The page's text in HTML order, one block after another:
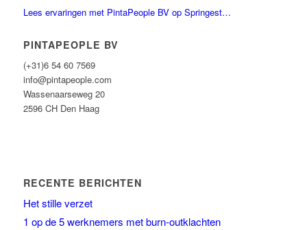
Lees ervaringen met PintaPeople BV op Springest…
PINTAPEOPLE BV
(+31)6 54 60 7569
info@pintapeople.com
Wassenaarseweg 20
2596 CH Den Haag
RECENTE BERICHTEN
Het stille verzet
1 op de 5 werknemers met burn-outklachten